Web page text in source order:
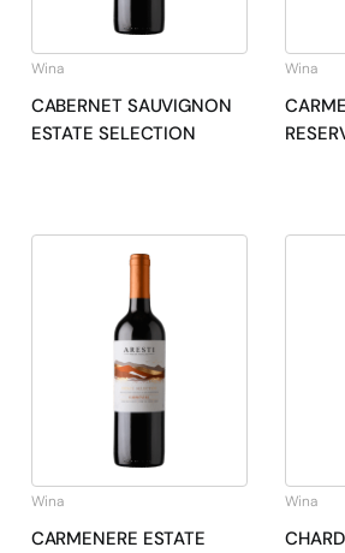
Wina
CABERNET SAUVIGNON
ESTATE SELECTION
Wina
Wina
CARMENERE ESTATE
Wina